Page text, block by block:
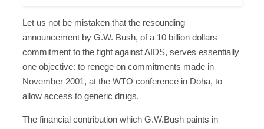
Let us not be mistaken that the resounding
announcement by G.W. Bush, of a 10 billion dollars
commitment to the fight against AIDS, serves essentially
one objective: to renege on commitments made in
November 2001, at the WTO conference in Doha, to
allow access to generic drugs.
The financial contribution which G.W.Bush paints in